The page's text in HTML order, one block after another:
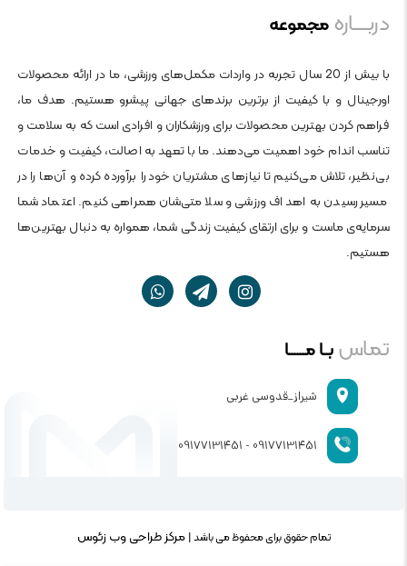
دربــــارهمجموعه
با بیش از 20 سال تجربه در واردات مکمل‌های ورزشی، ما در ارائه محصولات
اورجینال و با کیفیت از برترین برندهای جهانی پیشرو هستیم. هدف ما،
فراهم کردن بهترین محصولات برای ورزشکاران و افرادی است که به سلامت و
تناسب اندام خود اهمیت می‌دهند. ما با تعهد به اصالت، کیفیت و خدمات
بی‌نظیر، تلاش می‌کنیم تا نیازهای مشتریان خود را برآورده کرده و آن‌ها را در
مسیر رسیدن به اهداف ورزشی و سلامتی‌شان همراهی کنیم. اعتماد شما
سرمایه‌ی ماست و برای ارتقای کیفیت زندگی شما، همواره به دنبال بهترین‌ها
هستیم.
تماسبــا مــــــا
شیراز_قدوسی غربی
09177131451 - 09177131451
تمام حقوق برای محفوظ می باشد | مرکز طراحی وب زئوس